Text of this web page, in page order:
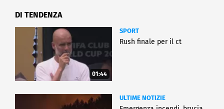
DI TENDENZA
01:44
SPORT
Rush finale per il ct
ULTIME NOTIZIE